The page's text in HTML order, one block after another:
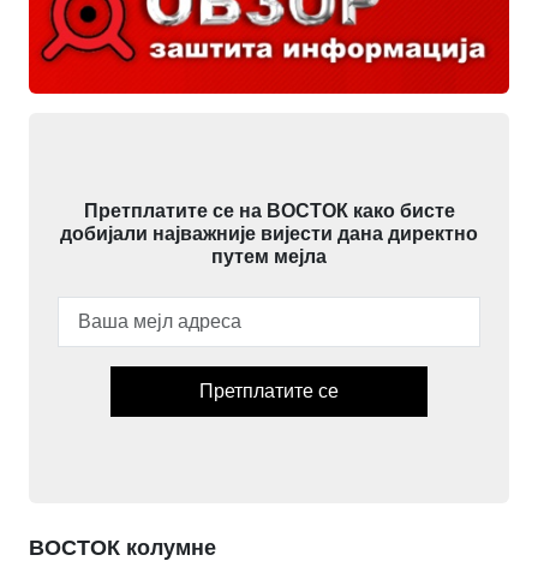
Претплатите се на ВОСТОК како бисте
добијали најважније вијести дана директно
путем мејла
Претплатите се
ВОСТОК колумне